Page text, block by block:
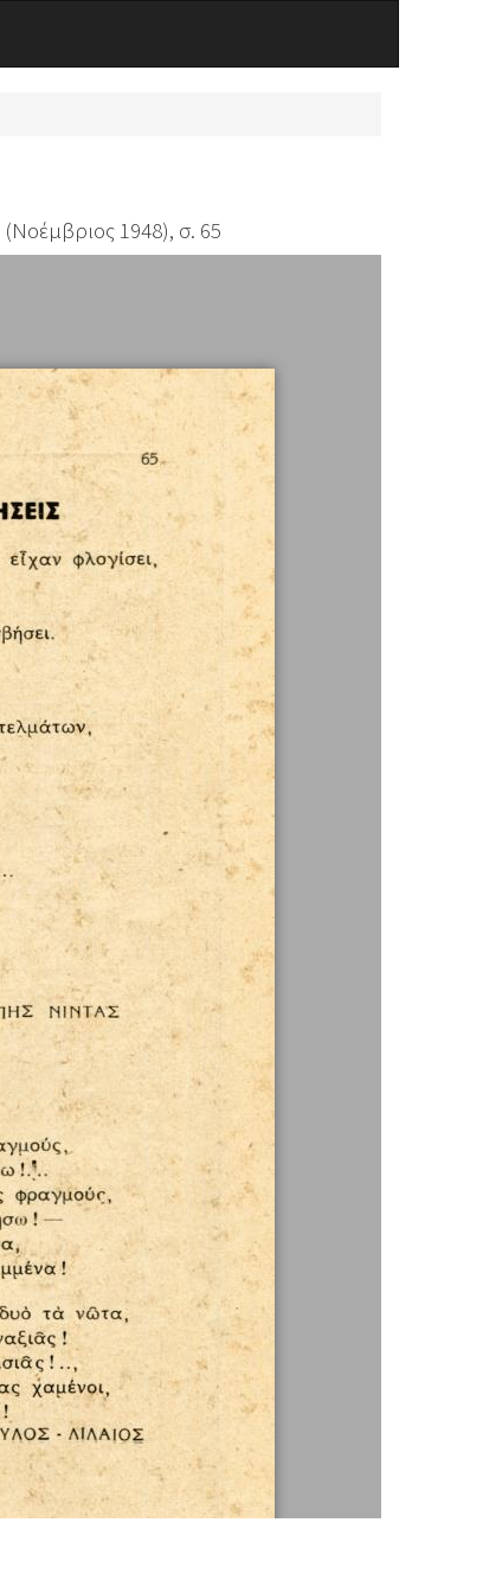
(Νοέμβριος 1948), σ. 65